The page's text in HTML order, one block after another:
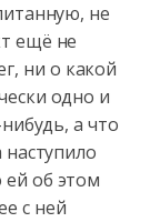
не
ещё не
ни о какой
одно и
а что
ей об этом
с ней